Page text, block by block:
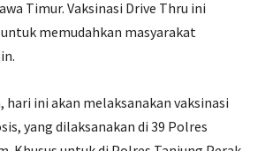
Timur. Vaksinasi Drive Thru ini
memudahkan masyarakat
hari ini akan melaksanakan vaksinasi
yang dilaksanakan di 39 Polres